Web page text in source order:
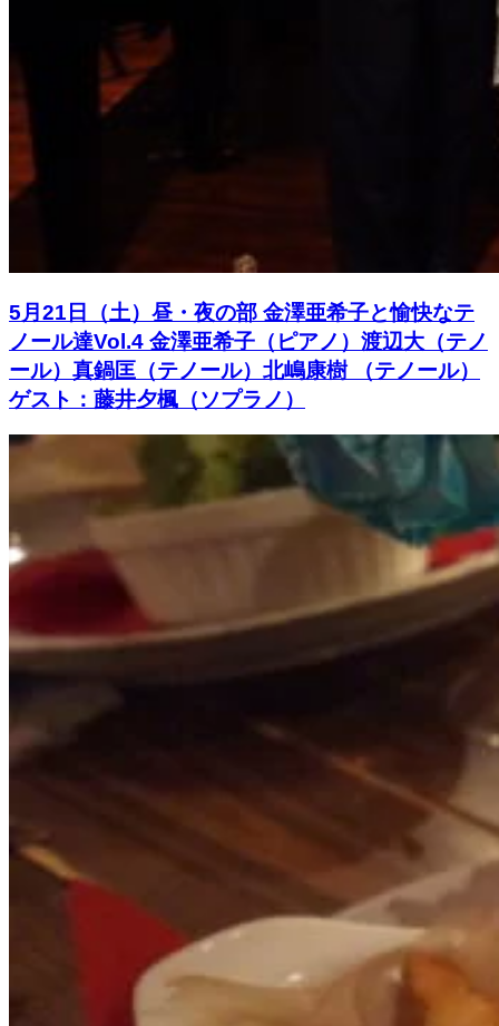
5月21日（土）昼・夜の部 金澤亜希子と愉快なテ
ノール達Vol.4 金澤亜希子（ピアノ）渡辺大（テノ
ール）真鍋匡（テノール）北嶋康樹 （テノール）
ゲスト：藤井夕楓（ソプラノ）